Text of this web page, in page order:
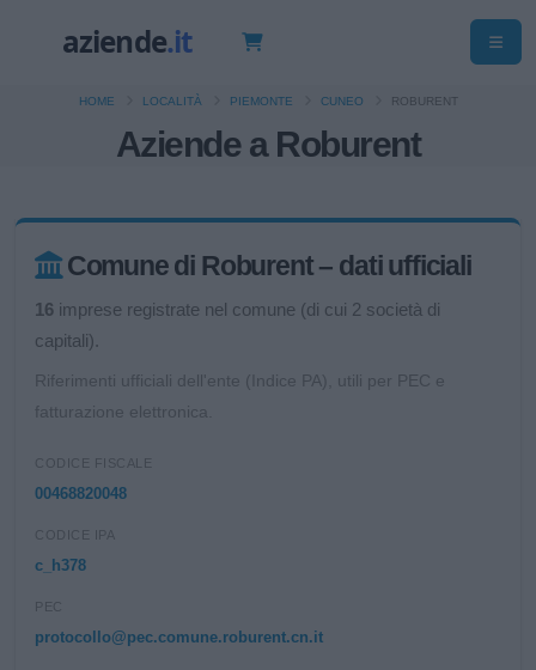
Aziende a Roburent
HOME LOCALITÀ PIEMONTE CUNEO ROBURENT
Comune di Roburent – dati ufficiali
16 imprese registrate nel comune (di cui 2 società di
capitali).
Riferimenti ufficiali dell'ente (Indice PA), utili per PEC e
fatturazione elettronica.
CODICE FISCALE
00468820048
CODICE IPA
c_h378
PEC
protocollo@pec.comune.roburent.cn.it